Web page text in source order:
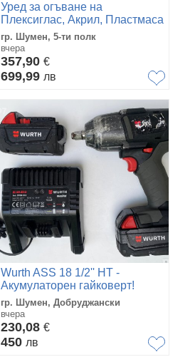
Уред за огъване на
Плексиглас, Акрил, Пластмаса
и други
гр. Шумен, 5-ти полк
вчера
357,90 €
699,99 лв
Wurth ASS 18 1/2'' HT -
Акумулаторен гайковерт!
гр. Шумен, Добруджански
вчера
230,08 €
450 лв